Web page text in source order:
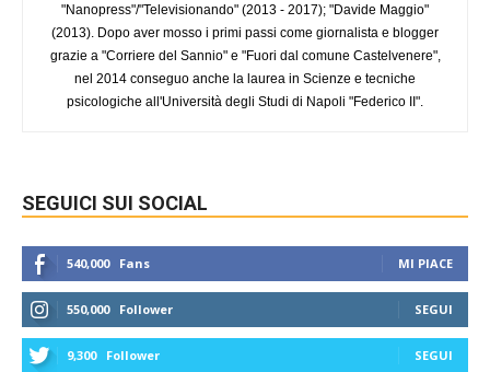
"Nanopress"/"Televisionando" (2013 - 2017); "Davide Maggio"
(2013). Dopo aver mosso i primi passi come giornalista e blogger
grazie a "Corriere del Sannio" e "Fuori dal comune Castelvenere",
nel 2014 conseguo anche la laurea in Scienze e tecniche
psicologiche all'Università degli Studi di Napoli "Federico II".
SEGUICI SUI SOCIAL
540,000 Fans MI PIACE
550,000 Follower SEGUI
9,300 Follower SEGUI